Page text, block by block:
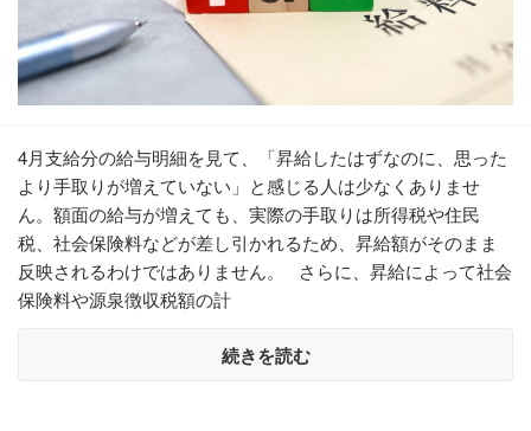
4月支給分の給与明細を見て、「昇給したはずなのに、思った
より手取りが増えていない」と感じる人は少なくありませ
ん。額面の給与が増えても、実際の手取りは所得税や住民
税、社会保険料などが差し引かれるため、昇給額がそのまま
反映されるわけではありません。 さらに、昇給によって社会
保険料や源泉徴収税額の計
続きを読む